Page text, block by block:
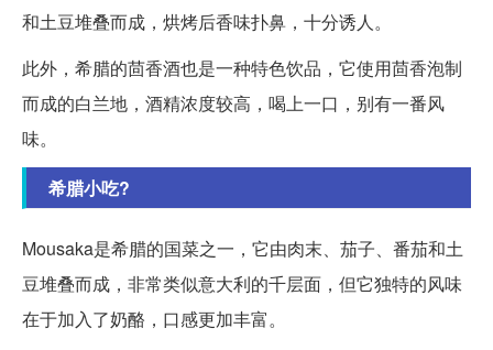
和土豆堆叠而成，烘烤后香味扑鼻，十分诱人。
此外，希腊的茴香酒也是一种特色饮品，它使用茴香泡制
而成的白兰地，酒精浓度较高，喝上一口，别有一番风
味。
希腊小吃?
Mousaka是希腊的国菜之一，它由肉末、茄子、番茄和土
豆堆叠而成，非常类似意大利的千层面，但它独特的风味
在于加入了奶酪，口感更加丰富。